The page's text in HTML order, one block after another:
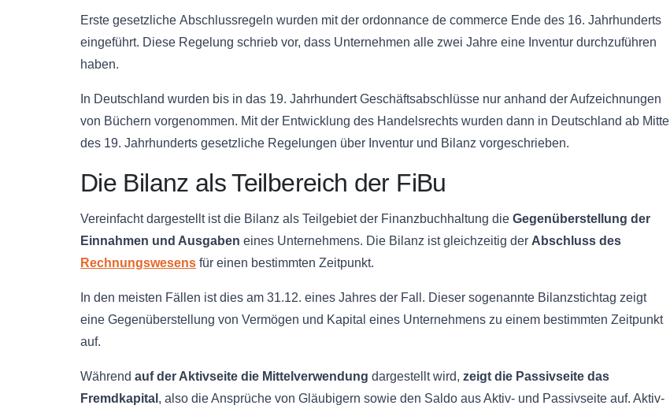
Erste gesetzliche Abschlussregeln wurden mit der ordonnance de commerce Ende des 16. Jahrhunderts
eingeführt. Diese Regelung schrieb vor, dass Unternehmen alle zwei Jahre eine Inventur durchzuführen
haben.
In Deutschland wurden bis in das 19. Jahrhundert Geschäftsabschlüsse nur anhand der Aufzeichnungen
von Büchern vorgenommen. Mit der Entwicklung des Handelsrechts wurden dann in Deutschland ab Mitte
des 19. Jahrhunderts gesetzliche Regelungen über Inventur und Bilanz vorgeschrieben.
Die Bilanz als Teilbereich der FiBu
Vereinfacht dargestellt ist die Bilanz als Teilgebiet der Finanzbuchhaltung die Gegenüberstellung der
Einnahmen und Ausgaben eines Unternehmens. Die Bilanz ist gleichzeitig der Abschluss des
Rechnungswesens für einen bestimmten Zeitpunkt.
In den meisten Fällen ist dies am 31.12. eines Jahres der Fall. Dieser sogenannte Bilanzstichtag zeigt
eine Gegenüberstellung von Vermögen und Kapital eines Unternehmens zu einem bestimmten Zeitpunkt
auf.
Während auf der Aktivseite die Mittelverwendung dargestellt wird, zeigt die Passivseite das
Fremdkapital , also die Ansprüche von Gläubigern sowie den Saldo aus Aktiv- und Passivseite auf. Aktiv-